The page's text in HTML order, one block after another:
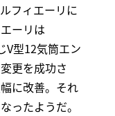
フィエーリに
ーリは
V型12気筒エン
更を成功さ
に改善。それ
ったようだ。